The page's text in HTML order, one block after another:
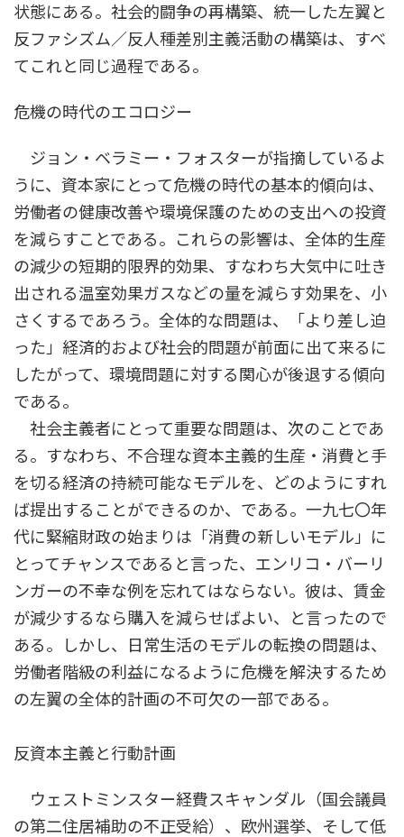
状態にある。社会的闘争の再構築、統一した左翼と
反ファシズム／反人種差別主義活動の構築は、すべ
てこれと同じ過程である。
危機の時代のエコロジー
ジョン・ベラミー・フォスターが指摘しているよ
うに、資本家にとって危機の時代の基本的傾向は、
労働者の健康改善や環境保護のための支出への投資
を減らすことである。これらの影響は、全体的生産
の減少の短期的限界的効果、すなわち大気中に吐き
出される温室効果ガスなどの量を減らす効果を、小
さくするであろう。全体的な問題は、「より差し迫
った」経済的および社会的問題が前面に出て来るに
したがって、環境問題に対する関心が後退する傾向
である。
社会主義者にとって重要な問題は、次のことであ
る。すなわち、不合理な資本主義的生産・消費と手
を切る経済の持続可能なモデルを、どのようにすれ
ば提出することができるのか、である。一九七〇年
代に緊縮財政の始まりは「消費の新しいモデル」に
とってチャンスであると言った、エンリコ・バーリ
ンガーの不幸な例を忘れてはならない。彼は、賃金
が減少するなら購入を減らせばよい、と言ったので
ある。しかし、日常生活のモデルの転換の問題は、
労働者階級の利益になるように危機を解決するため
の左翼の全体的計画の不可欠の一部である。
反資本主義と行動計画
ウェストミンスター経費スキャンダル（国会議員
の第二住居補助の不正受給）、欧州選挙、そして低